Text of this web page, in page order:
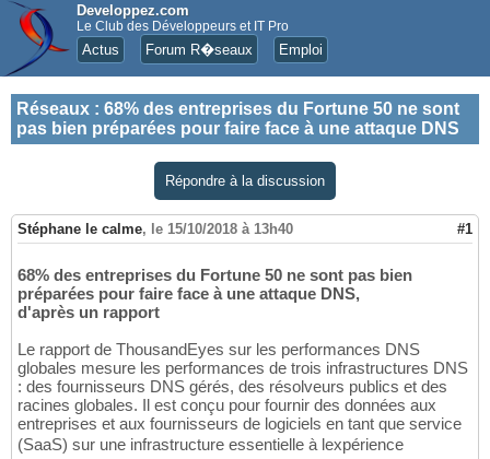
Developpez.com
Le Club des Développeurs et IT Pro
Actus Forum R�seaux Emploi
Réseaux : 68% des entreprises du Fortune 50 ne sont
pas bien préparées pour faire face à une attaque DNS
Répondre à la discussion
Stéphane le calme, le 15/10/2018 à 13h40 #1
68% des entreprises du Fortune 50 ne sont pas bien
préparées pour faire face à une attaque DNS,
d'après un rapport
Le rapport de ThousandEyes sur les performances DNS
globales mesure les performances de trois infrastructures DNS
: des fournisseurs DNS gérés, des résolveurs publics et des
racines globales. Il est conçu pour fournir des données aux
entreprises et aux fournisseurs de logiciels en tant que service
(SaaS) sur une infrastructure essentielle à lexpérience